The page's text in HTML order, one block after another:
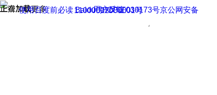
正在加载
上滑加载更多 用户反馈
使用百度前必读 Baidu 京ICP证030173号
京公网安备11000002000001号